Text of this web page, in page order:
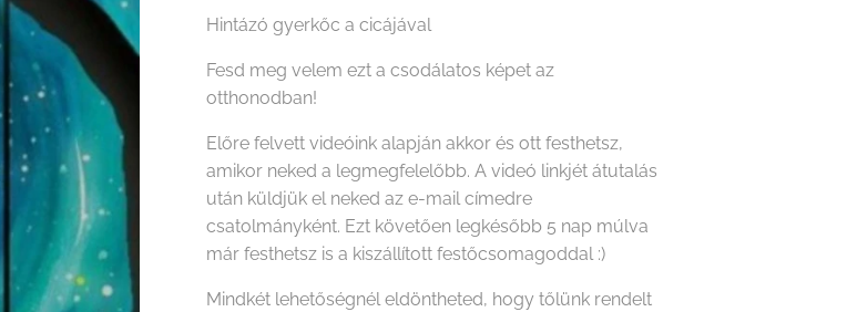
Hintázó gyerkőc a cicájával
Fesd meg velem ezt a csodálatos képet az
otthonodban!
Előre felvett videóink alapján akkor és ott festhetsz,
amikor neked a legmegfelelőbb. A videó linkjét átutalás
után küldjük el neked az e-mail címedre
csatolmányként. Ezt követően legkésőbb 5 nap múlva
már festhetsz is a kiszállított festőcsomagoddal :)
Mindkét lehetőségnél eldöntheted, hogy tőlünk rendelt